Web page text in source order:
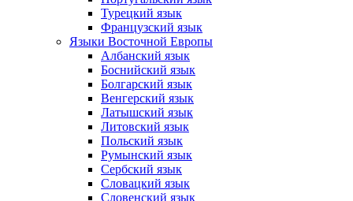
Турецкий язык
Французский язык
Языки Восточной Европы
Албанский язык
Боснийский язык
Болгарский язык
Венгерский язык
Латышский язык
Литовский язык
Польский язык
Румынский язык
Сербский язык
Словацкий язык
Словенский язык